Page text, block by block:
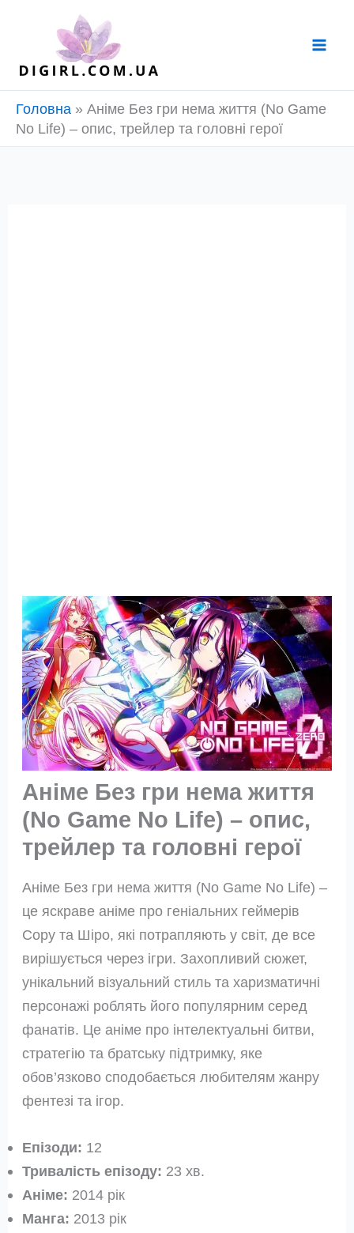
Головна » Аніме Без гри нема життя (No Game
No Life) – опис, трейлер та головні герої
Аніме Без гри нема життя
(No Game No Life) – опис,
трейлер та головні герої
Аніме Без гри нема життя (No Game No Life) –
це яскраве аніме про геніальних геймерів
Сору та Шіро, які потрапляють у світ, де все
вирішується через ігри. Захопливий сюжет,
унікальний візуальний стиль та харизматичні
персонажі роблять його популярним серед
фанатів. Це аніме про інтелектуальні битви,
стратегію та братську підтримку, яке
обов’язково сподобається любителям жанру
фентезі та ігор.
Епізоди: 12
Тривалість епізоду: 23 хв.
Аніме: 2014 рік
Манга: 2013 рік